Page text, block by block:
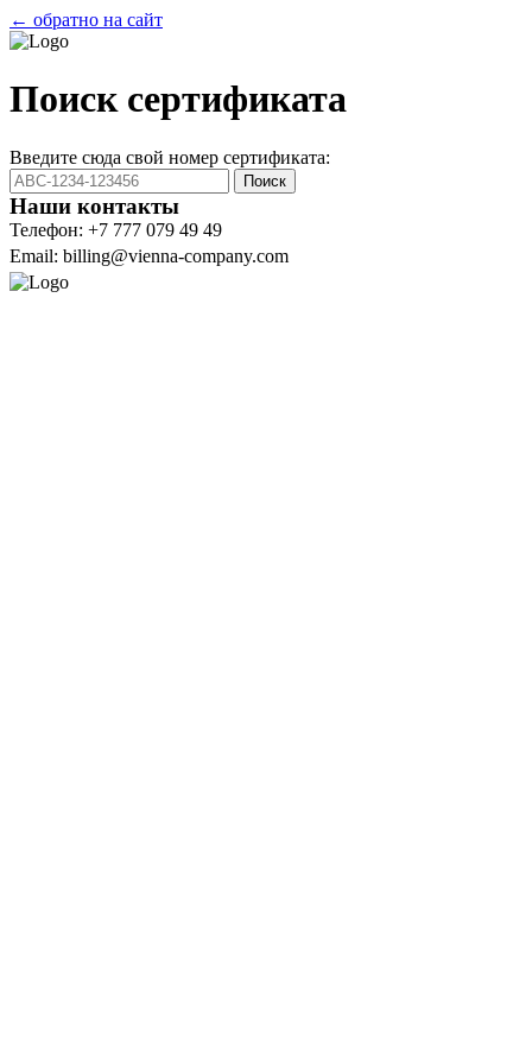
← обратно на сайт
Поиск сертификата
Введите сюда свой номер сертификата:
Поиск
Наши контакты
Телефон: +7 777 079 49 49
Email: billing@vienna-company.com